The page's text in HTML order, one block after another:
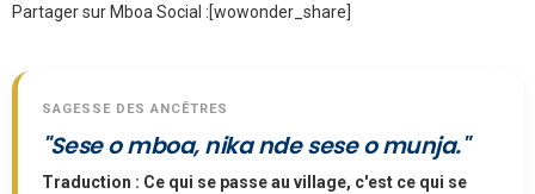
Partager sur Mboa Social :[wowonder_share]
SAGESSE DES ANCÊTRES
"Sese o mboa, nika nde sese o munja."
Traduction : Ce qui se passe au village, c'est ce qui se